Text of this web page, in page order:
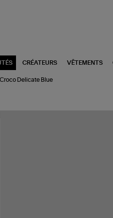
CRÉATEURS VÊTEMENTS
Delicate Blue